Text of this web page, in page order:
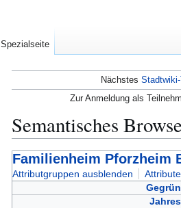
Nächstes
Zur Anmeldung als
Semantisches
Zur
Navigation
Zur
Suche
Familienheim Pforzheim
Attributgruppen ausblenden
Spezialseite